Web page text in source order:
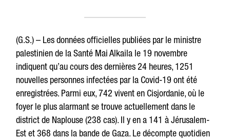
(G.S.) – Les données officielles publiées par le ministre
palestinien de la Santé Mai Alkaila le 19 novembre
indiquent qu’au cours des dernières 24 heures, 1251
nouvelles personnes infectées par la Covid-19 ont été
enregistrées. Parmi eux, 742 vivent en Cisjordanie, où le
foyer le plus alarmant se trouve actuellement dans le
district de Naplouse (238 cas). Il y en a 141 à Jérusalem-
Est et 368 dans la bande de Gaza. Le décompte quotidien